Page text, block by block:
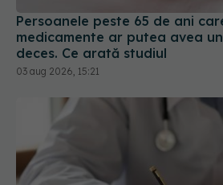
Persoanele peste 65 de ani
medicamente ar putea avea
deces. Ce arată studiul
03 aug 2026, 15:21